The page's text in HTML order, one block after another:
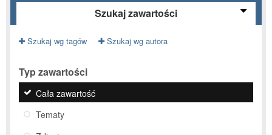
Szukaj zawartości
Szukaj wg tagów Szukaj wg autora
Typ zawartości
Cała zawartość
Tematy